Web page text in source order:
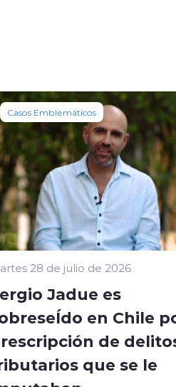
Casos Emblemáticos
28 de julio de 2026
Jadue es
en Chile
de
que se le